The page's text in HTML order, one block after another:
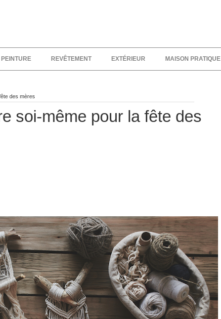
PEINTURE REVÊTEMENT EXTÉRIEUR MAISON PRATIQUE
des mères
soi-même pour la fête des